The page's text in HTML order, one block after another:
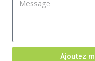
Ajoutez